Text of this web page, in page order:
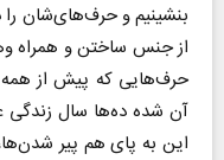
بنشینیم و حرف‌های‌شان را
از جنس ساختن و همراه
حرف‌هایی که پیش از
آن شده ده‌ها سال زندگی